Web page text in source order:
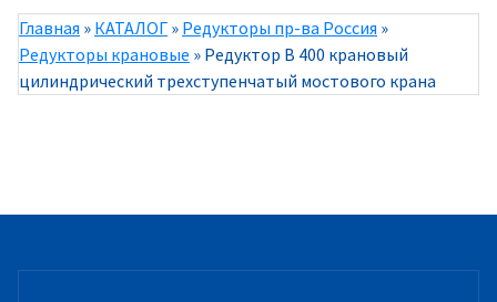
Главная » КАТАЛОГ » Редукторы пр-ва Россия »
Редукторы крановые » Редуктор В 400 крановый
цилиндрический трехступенчатый мостового крана